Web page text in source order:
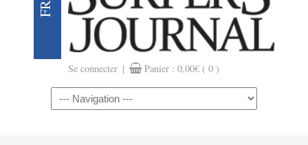
Se connecter | Panier : 0,00€ ( 0 )
Navigation